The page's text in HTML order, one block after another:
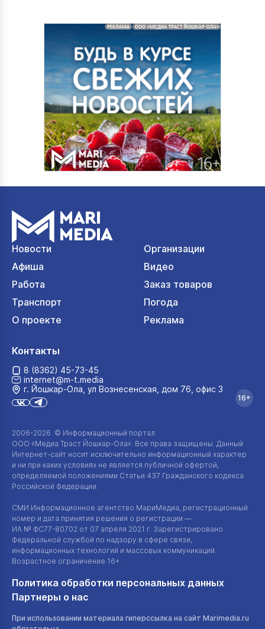
Новости
Организации
Афиша
Видео
Работа
Заказ товаров
Транспорт
Погода
О проекте
Реклама
2006-2026 © Информационный портал
ООО «Медиа Траст Йошкар-Ола». Все права защищены. Данный
Интернет-сайт носит исключительно информационный характер
и ни при каких условиях не является публичной офертой,
определяемой положениями Статьи 437 Гражданского кодекса
Российской Федерации.
СМИ Информационное агентство МариМедиа, регистрационный
номер и дата принятия решения о регистрации —
ИА № ФС77-80702 от 07 апреля 2021 г. Зарегистрировано
Федеральной службой по надзору в сфере связи,
информационных технологий и массовых коммуникаций.
Возрастное ограничение 16+.
Политика обработки персональных данных
Партнеры о нас
При использовании материала гиперссылка на сайт Marimedia.ru
Контакты
8 (8362) 45-73-45
internet@m-t.media
г. Йошкар‑Ола, ул Вознесенская, дом 76, офис 3
16+